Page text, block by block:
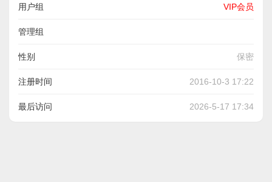
用户组 VIP会员
管理组
性别 保密
注册时间 2016-10-3 17:22
最后访问 2026-5-17 17:34